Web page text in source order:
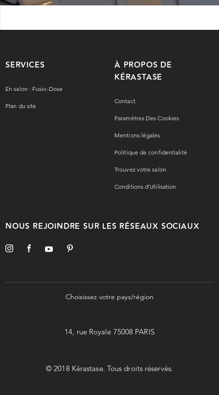
SERVICES
En salon : Fusio-Dose
Plan du site
À PROPOS DE
KÉRASTASE
Contact
Paramètres Des Cookies
Mentions légales
Politique de confidentialité
Trouvez votre salon
Conditions d'Utilisation
NOUS REJOINDRE SUR LES RÉSEAUX SOCIAUX
Choisissez votre pays/région
14, rue Royale 75008 PARIS
© 2018 Kérastase. Tous droits réservés.